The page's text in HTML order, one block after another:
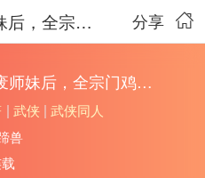
分享
读心残废师妹后，全宗门鸡犬升天
读心残废师妹后，全宗门鸡犬升天
| 武侠 | 武侠同人
兽